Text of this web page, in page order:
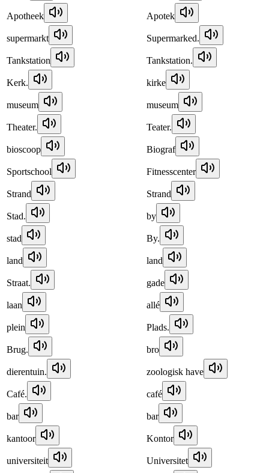
Apotheek Apotek
supermarkt Supermarked.
Tankstation Tankstation.
Kerk. kirke
museum museum
Theater. Teater.
bioscoop Biograf
Sportschool Fitnesscenter
Strand Strand
Stad. by
stad By.
land land
Straat. gade
laan allé
plein Plads.
Brug. bro
dierentuin. zoologisk have
Café. café
bar bar
kantoor Kontor
universiteit Universitet